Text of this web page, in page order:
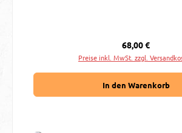
Regulärer Preis:
68,00 €
Preise inkl. MwSt. zzgl.
In den Warenkorb